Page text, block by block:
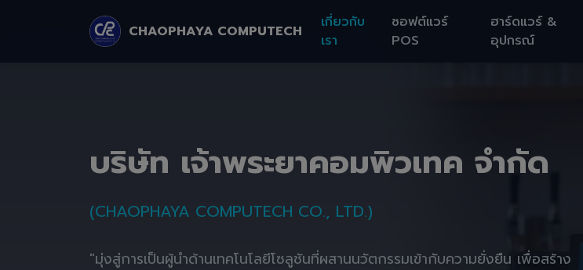
CHAOPHAYA COMPUTECH
เกี่ยวกับ
เรา
ซอฟต์แวร์
POS
ฮาร์ดแวร์ &
อุปกรณ์
บริษัท เจ้าพระยาคอมพิวเทค จำกัด
(CHAOPHAYA COMPUTECH CO., LTD.)
"มุ่งสู่การเป็นผู้นำด้านเทคโนโลยีโซลูชันที่ผสานนวัตกรรมเข้ากับความยั่งยืน เพื่อสร้าง